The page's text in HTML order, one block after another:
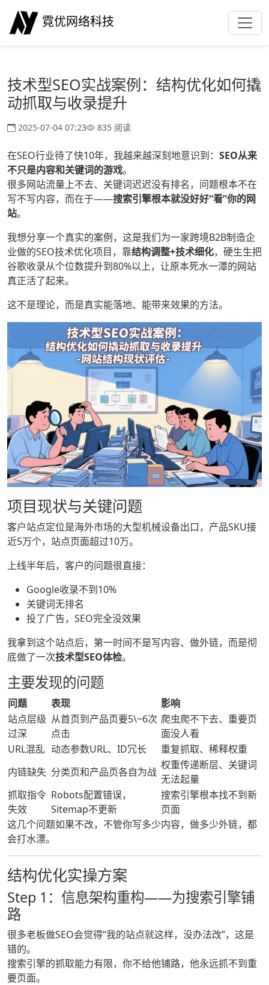
霓优网络科技
技术型SEO实战案例：结构优化如何撬
动抓取与收录提升
2025-07-04 07:23 835 阅读
在SEO行业待了快10年，我越来越深刻地意识到： SEO从来
不只是内容和关键词的游戏。
很多网站流量上不去、关键词迟迟没有排名，问题根本不在
写不写内容，而在于——搜索引擎根本就没好好“看”你的网
站。
我想分享一个真实的案例，这是我们为一家跨境B2B制造企
业做的SEO技术优化项目，靠结构调整+技术细化，硬生生把
谷歌收录从个位数提升到80%以上，让原本死水一潭的网站
真正活了起来。
这不是理论，而是真实能落地、能带来效果的方法。
项目现状与关键问题
客户站点定位是海外市场的大型机械设备出口，产品SKU接
近5万个，站点页面超过10万。
上线半年后，客户的问题很直接：
Google收录不到10%
关键词无排名
投了广告，SEO完全没效果
我拿到这个站点后，第一时间不是写内容、做外链，而是彻
底做了一次技术型SEO体检。
主要发现的问题
问题 表现
影响
站点层级
过深
从首页到产品页要5\~6次
点击
爬虫爬不下去、重要页
面没人看
URL混乱 动态参数URL、ID冗长
重复抓取、稀释权重
内链缺失 分类页和产品页各自为战
权重传递断层、关键词
无法起量
抓取指令
失效
Robots配置错误，
Sitemap不更新
搜索引擎根本找不到新
页面
这几个问题如果不改，不管你写多少内容，做多少外链，都
会打水漂。
结构优化实操方案
Step 1：信息架构重构——为搜索引擎铺
路
很多老板做SEO会觉得“我的站点就这样，没办法改”，这是
错的。
搜索引擎的抓取能力有限，你不给他铺路，他永远抓不到重
要页面。